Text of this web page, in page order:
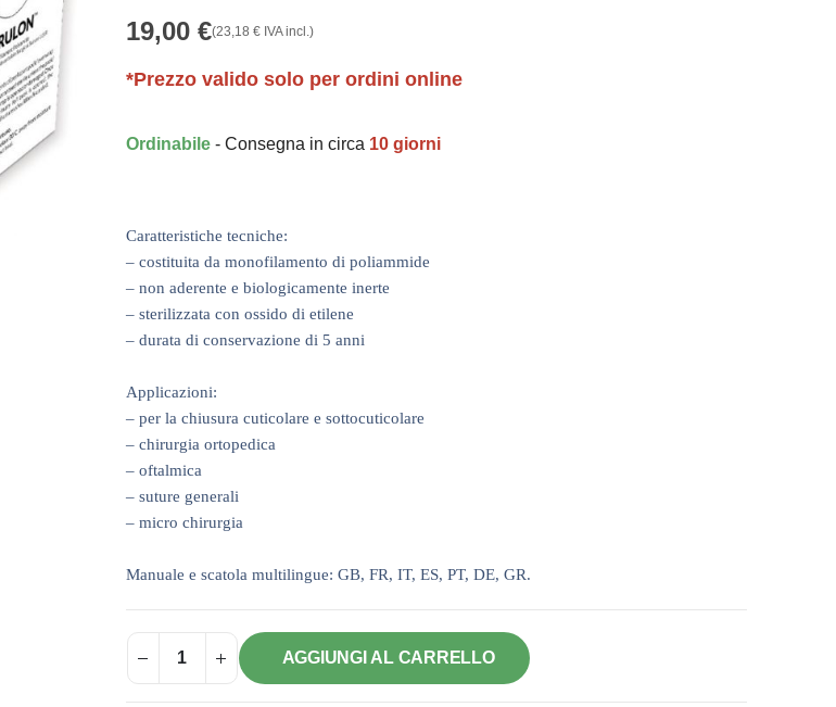
19,00 €(23,18 €IVA incl.)
*Prezzo valido solo per ordini online
Ordinabile- Consegna in circa 10 giorni
Caratteristiche tecniche:
– costituita da monofilamento di poliammide
– non aderente e biologicamente inerte
– sterilizzata con ossido di etilene
– durata di conservazione di 5 anni
Applicazioni:
– per la chiusura cuticolare e sottocuticolare
– chirurgia ortopedica
– oftalmica
– suture generali
– micro chirurgia
Manuale e scatola multilingue: GB, FR, IT, ES, PT, DE, GR.
AGGIUNGI AL CARRELLO